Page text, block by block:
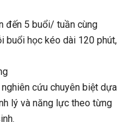
đến 5 buổi/ tuần cùng
buổi học kéo dài 120 phút,
cứu chuyên biệt dựa
lý và năng lực theo từng